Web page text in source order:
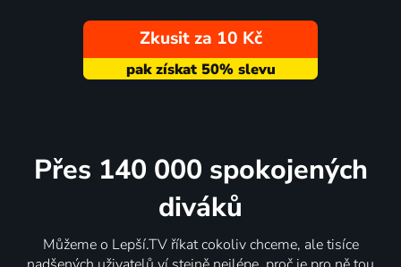
Zkusit za 10 Kč
Přes 140 000 spokojených
diváků
Můžeme o Lepší.TV říkat cokoliv chceme, ale tisíce